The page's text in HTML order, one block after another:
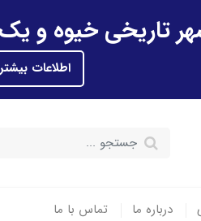
اطلاعات
درباره ما تماس با ما